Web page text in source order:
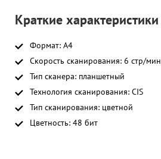
Краткие характеристики
Формат: A4
Скорость сканирования: 6 стр/мин
Тип сканера: планшетный
Технология сканирования: CIS
Тип сканирования: цветной
Цветность: 48 бит